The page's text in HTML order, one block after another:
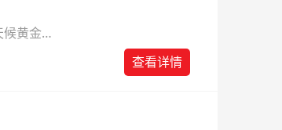
黄金
查看详情